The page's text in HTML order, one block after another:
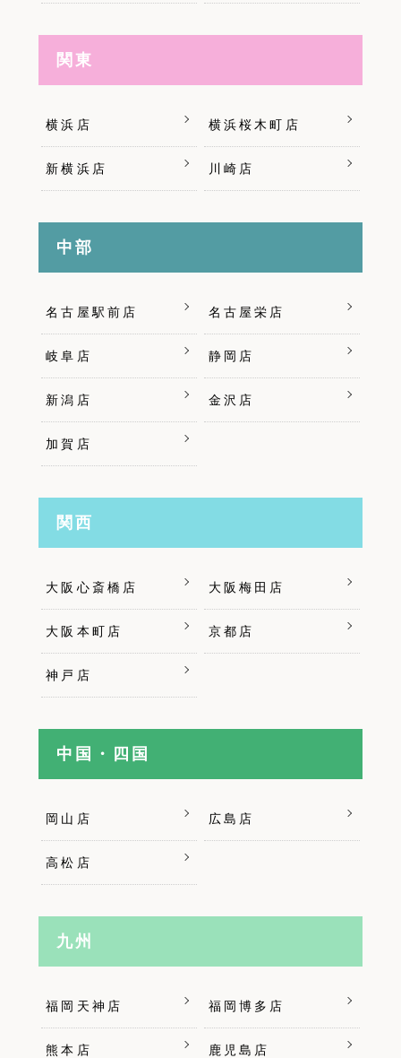
関東
横浜店 横浜桜木町店
新横浜店 川崎店
中部
名古屋駅前店 名古屋栄店
岐阜店 静岡店
新潟店 金沢店
加賀店
関西
大阪心斎橋店 大阪梅田店
大阪本町店 京都店
神戸店
中国・四国
岡山店 広島店
高松店
九州
福岡天神店 福岡博多店
熊本店 鹿児島店